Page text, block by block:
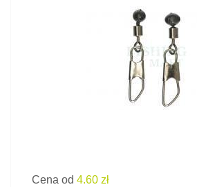
ZOBACZ PRODUKT
Cena od 4.60 zł